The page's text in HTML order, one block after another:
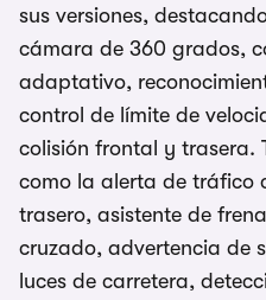
sus versiones,
cámara de 360 grados,
adaptativo,
control de límite de
colisión frontal y trasera.
como la alerta de tráfico
trasero, asistente de
cruzado, advertencia de
luces de carretera,